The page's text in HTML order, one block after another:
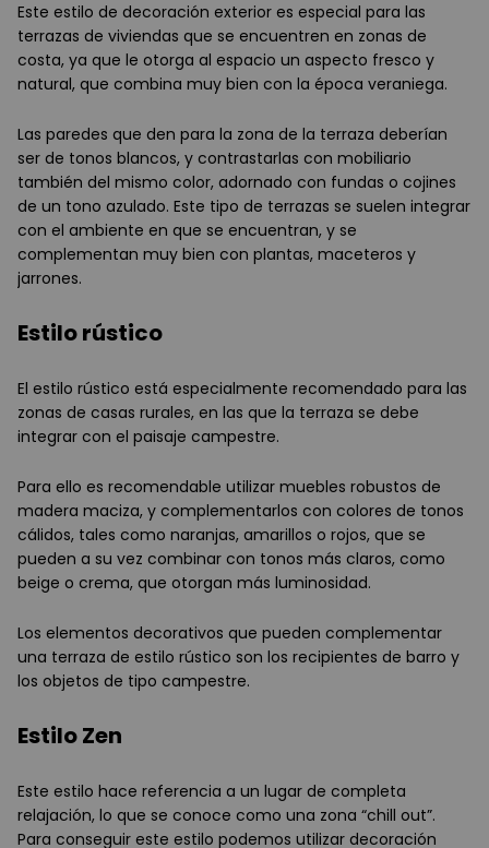
Este estilo de decoración exterior es especial para las
terrazas de viviendas que se encuentren en zonas de
costa, ya que le otorga al espacio un aspecto fresco y
natural, que combina muy bien con la época veraniega.
Las paredes que den para la zona de la terraza deberían
ser de tonos blancos, y contrastarlas con mobiliario
también del mismo color, adornado con fundas o cojines
de un tono azulado. Este tipo de terrazas se suelen integrar
con el ambiente en que se encuentran, y se
complementan muy bien con plantas, maceteros y
jarrones.
Estilo rústico
El estilo rústico está especialmente recomendado para las
zonas de casas rurales, en las que la terraza se debe
integrar con el paisaje campestre.
Para ello es recomendable utilizar muebles robustos de
madera maciza, y complementarlos con colores de tonos
cálidos, tales como naranjas, amarillos o rojos, que se
pueden a su vez combinar con tonos más claros, como
beige o crema, que otorgan más luminosidad.
Los elementos decorativos que pueden complementar
una terraza de estilo rústico son los recipientes de barro y
los objetos de tipo campestre.
Estilo Zen
Este estilo hace referencia a un lugar de completa
relajación, lo que se conoce como una zona “chill out”.
Para conseguir este estilo podemos utilizar decoración